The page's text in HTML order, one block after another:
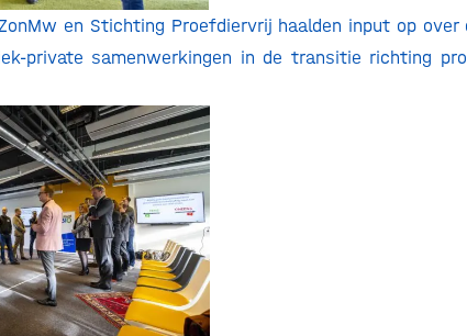
en Stichting Proefdiervrij haalden input op over
private samenwerkingen in de transitie richting